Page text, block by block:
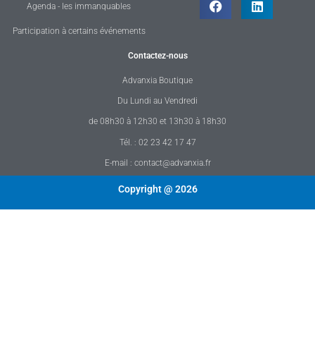
Agenda - les immanquables
Participation à certains événements
Contactez-nous
Advanxia Boutique
Du Lundi au Vendredi
de 08h30 à 12h30 et 13h30 à 18h30
Tél. : 02 23 42 17 47
E-mail : contact@advanxia.fr
Copyright @ 2026